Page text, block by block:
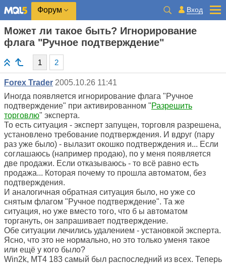
Форум Вход
Может ли такое быть? Игнорирование
флага "Ручное подтверждение"
1 2
Forex Trader 2005.10.26 11:41
Иногда появляется игнорирование флага "Ручное
подтверждение" при активированном "Разрешить
торговлю" эксперта.
То есть ситуация - эксперт запущен, торговля разрешена,
установлено требование подтверждения. И вдруг (пару
раз уже было) - вылазит окошко подтверждения и... Если
соглашаюсь (например продаю), по у меня появляется
две продажи. Если отказываюсь - то всё равно есть
продажа... Которая почему то прошла автоматом, без
подтверждения.
И аналогичная обратная ситуация было, но уже со
снятым флагом "Ручное подтверждение". Та же
ситуация, но уже вместо того, что б ы автоматом
торгануть, он запрашивает подтверждение.
Обе ситуации лечились удалением - установкой эксперта.
Ясно, что это не нормально, но это только уменя такое
или ещё у кого было?
Win2k, MT4 183 самый был распоследний из всех. Теперь